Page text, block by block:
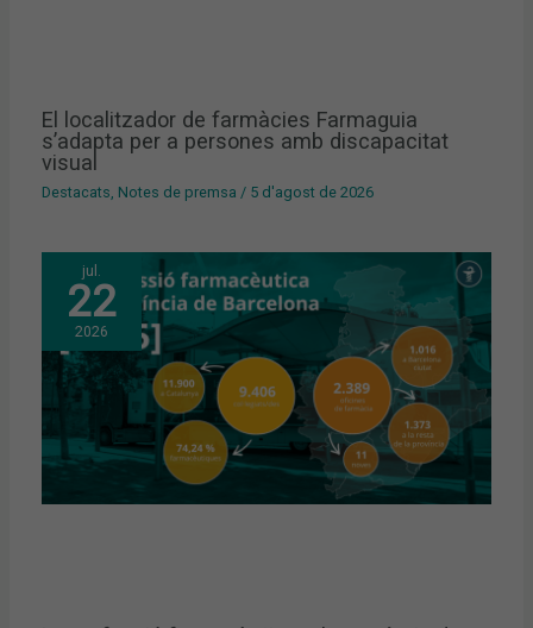
El localitzador de farmàcies Farmaguia
s’adapta per a persones amb discapacitat
visual
Destacats, Notes de premsa / 5 d'agost de 2026
jul.
22
2026